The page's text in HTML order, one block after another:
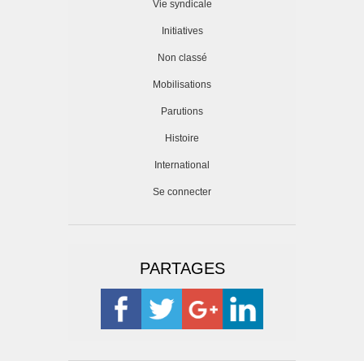
Vie syndicale
Initiatives
Non classé
Mobilisations
Parutions
Histoire
International
Se connecter
PARTAGES